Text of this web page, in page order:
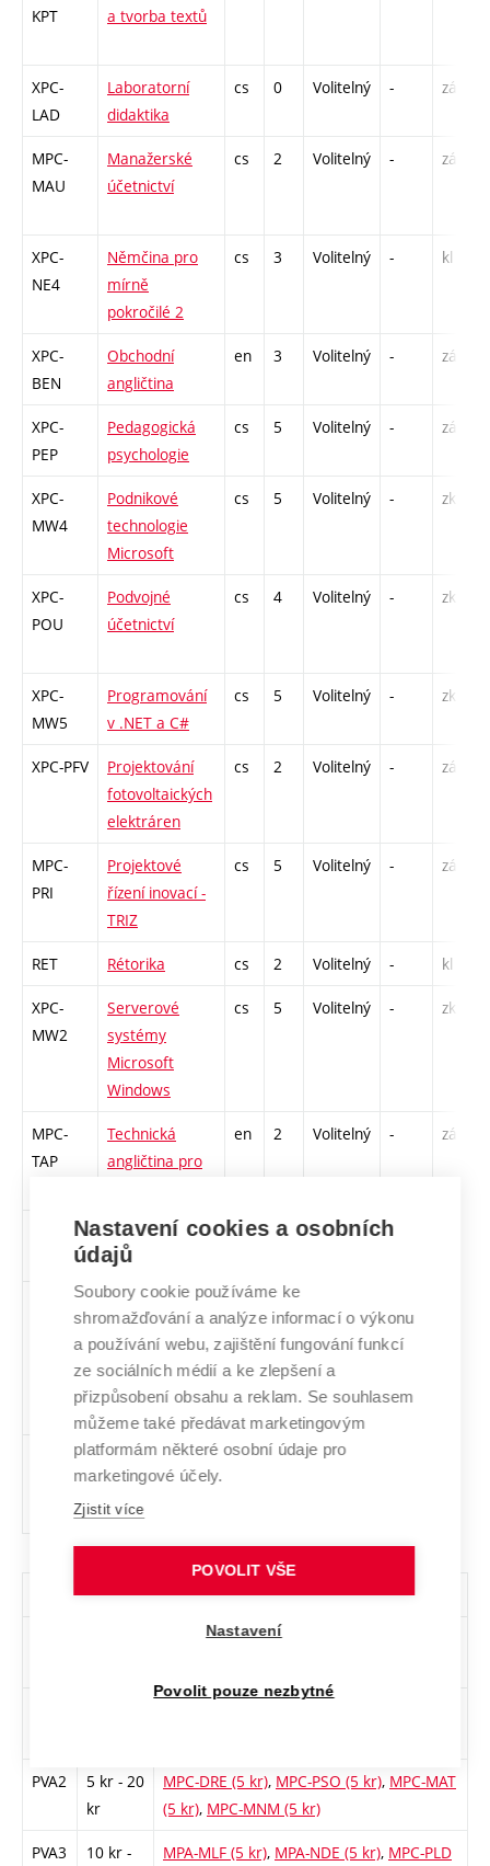
KPT
a tvorba textů
XPC-
LAD
Laboratorní
didaktika
cs 0 Volitelný - zá
MPC-
MAU
Manažerské
účetnictví
cs 2 Volitelný - zá
XPC-
NE4
Němčina pro
mírně
pokročilé 2
cs 3 Volitelný - kl
XPC-
BEN
Obchodní
angličtina
en 3 Volitelný - zá,zk
XPC-
PEP
Pedagogická
psychologie
cs 5 Volitelný - zá,zk
XPC-
MW4
Podnikové
technologie
Microsoft
cs 5 Volitelný - zk
XPC-
POU
Podvojné
účetnictví
cs 4 Volitelný - zk
XPC-
MW5
Programování
v .NET a C#
cs 5 Volitelný - zk
XPC-PFV
Projektování
fotovoltaických
elektráren
cs 2 Volitelný - zá
MPC-
PRI
Projektové
řízení inovací -
TRIZ
cs 5 Volitelný - zá,zk
RET Rétorika cs 2 Volitelný - kl
XPC-
MW2
Serverové
systémy
Microsoft
Windows
cs 5 Volitelný - zk
MPC-
TAP
Technická
angličtina pro
en 2 Volitelný - zá,zk
Technické
právo
cs 2 Volitelný -
Využití
přírodních
technických
aplikacích
cs 3
Základy
elektronové
mikroskopie
cs 5 Volitelný
Všechny skupiny volitelných předmětů
Předměty
PVA2
5 kr - 20
kr
MPC-DRE (5 kr), MPC-PSO (5 kr), MPC-MAT
(5 kr), MPC-MNM (5 kr)
PVA3 10 kr - MPA-MLF (5 kr), MPA-NDE (5 kr), MPC-PLD
Nastavení cookies a osobních
údajů
Soubory cookie používáme ke
shromažďování a analýze informací o výkonu
a používání webu, zajištění fungování funkcí
ze sociálních médií a ke zlepšení a
přizpůsobení obsahu a reklam. Se souhlasem
můžeme také předávat marketingovým
platformám některé osobní údaje pro
marketingové účely.
Zjistit více
POVOLIT VŠE
Nastavení
Povolit pouze nezbytné